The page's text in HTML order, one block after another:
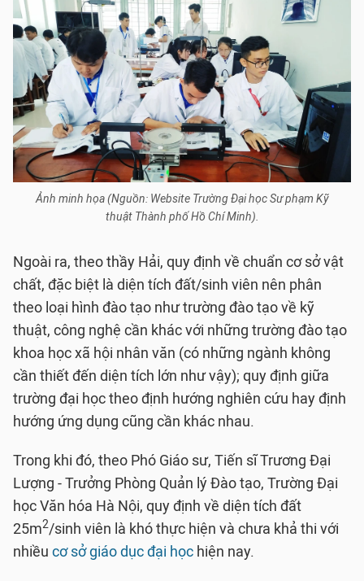
Ảnh minh họa (Nguồn: Website Trường Đại học Sư phạm Kỹ
thuật Thành phố Hồ Chí Minh).
Ngoài ra, theo thầy Hải, quy định về chuẩn cơ sở vật
chất, đặc biệt là diện tích đất/sinh viên nên phân
theo loại hình đào tạo như trường đào tạo về kỹ
thuật, công nghệ cần khác với những trường đào tạo
khoa học xã hội nhân văn (có những ngành không
cần thiết đến diện tích lớn như vậy); quy định giữa
trường đại học theo định hướng nghiên cứu hay định
hướng ứng dụng cũng cần khác nhau.
Trong khi đó, theo Phó Giáo sư, Tiến sĩ Trương Đại
Lượng - Trưởng Phòng Quản lý Đào tạo, Trường Đại
học Văn hóa Hà Nội, quy định về diện tích đất
25m2/sinh viên là khó thực hiện và chưa khả thi với
nhiều cơ sở giáo dục đại học hiện nay.